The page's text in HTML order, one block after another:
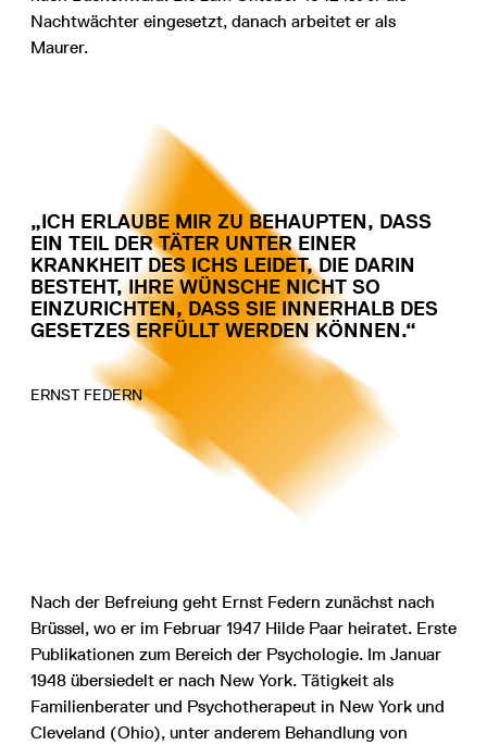
Nachtwächter eingesetzt, danach arbeitet er als
Maurer.
„ICH ERLAUBE MIR ZU BEHAUPTEN, DASS E
IN TEIL DER TÄTER UNTER EINER K
RANKHEIT DES ICHS LEIDET, DIE DARIN B
ESTEHT, IHRE WÜNSCHE NICHT SO E
INZURICHTEN, DASS SIE INNERHALB DES GE
SETZES ERFÜLLT WERDEN KÖNNEN.“
ERNST FEDERN
Nach der Befreiung geht Ernst Federn zunächst nach
Brüssel, wo er im Februar 1947 Hilde Paar heiratet. Erste
Publikationen zum Bereich der Psychologie. Im Januar
1948 übersiedelt er nach New York. Tätigkeit als
Familienberater und Psychotherapeut in New York und
Cleveland (Ohio), unter anderem Behandlung von